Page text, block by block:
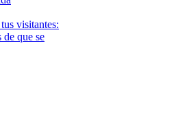
visitantes:
de que se